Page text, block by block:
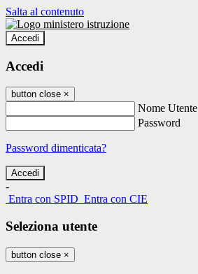
Salta al contenuto
Accedi
Accedi
button close ×
Nome Utente
Password
Password dimenticata?
-
Entra con SPID Entra con CIE
Seleziona utente
button close ×